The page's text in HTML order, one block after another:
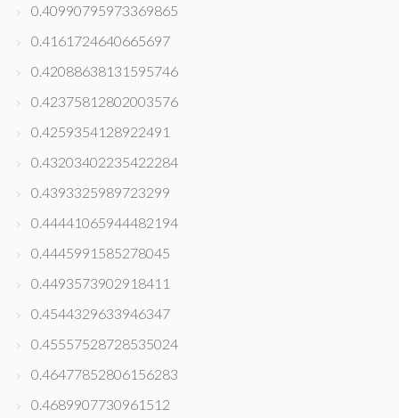
0.40990795973369865
0.4161724640665697
0.42088638131595746
0.42375812802003576
0.4259354128922491
0.43203402235422284
0.4393325989723299
0.44441065944482194
0.4445991585278045
0.4493573902918411
0.4544329633946347
0.45557528728535024
0.46477852806156283
0.4689907730961512